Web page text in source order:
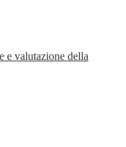
e valutazione della